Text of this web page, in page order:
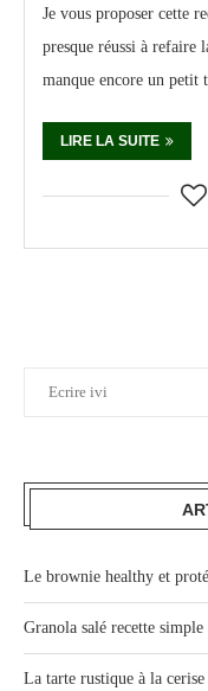
Je vous proposer cette
presque réussi à refaire
manque encore un
LIRE LA SUITE
Le brownie healthy et
Granola salé recette simple
La tarte rustique à la